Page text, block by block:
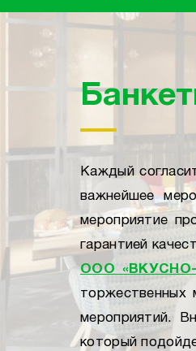
Каждый
важнейшее
мероприятие
гарантией
ООО
торжественных
мероприятий.
который